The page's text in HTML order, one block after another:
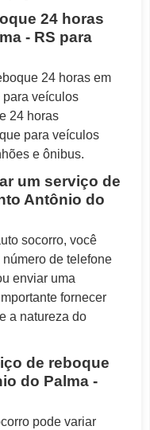
24 horas
- RS para
24 horas em
para veículos
24 horas
para veículos
e ônibus.
um serviço de
Antônio do
socorro, você
de telefone
enviar uma
fornecer
a natureza do
de reboque
do Palma -
pode variar